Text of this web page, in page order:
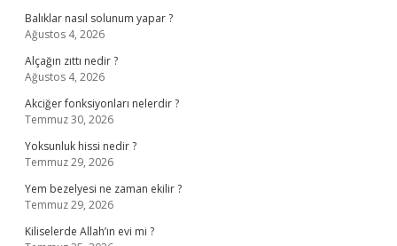
Balıklar nasıl solunum yapar ?
Ağustos 4, 2026
Alçağın zıttı nedir ?
Ağustos 4, 2026
Akciğer fonksiyonları nelerdir ?
Temmuz 30, 2026
Yoksunluk hissi nedir ?
Temmuz 29, 2026
Yem bezelyesi ne zaman ekilir ?
Temmuz 29, 2026
Kiliselerde Allah’ın evi mi ?